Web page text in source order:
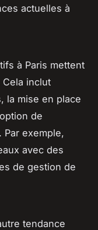
actuelles à
à Paris mettent
Cela inclut
la mise en place
de
exemple,
avec des
de gestion de
tendance